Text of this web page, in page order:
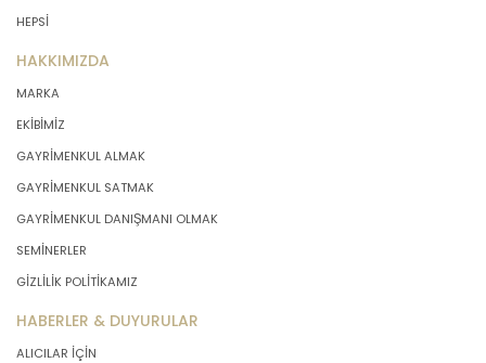
HEPSİ
HAKKIMIZDA
MARKA
EKİBİMİZ
GAYRİMENKUL ALMAK
GAYRİMENKUL SATMAK
GAYRİMENKUL DANIŞMANI OLMAK
SEMİNERLER
GİZLİLİK POLİTİKAMIZ
HABERLER & DUYURULAR
ALICILAR İÇİN